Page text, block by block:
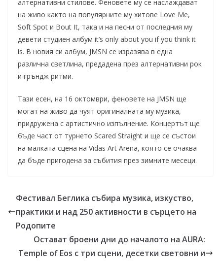
алтернативни стилове. Феновете му се наслаждават
на живо както на популярните му хитове Love Me,
Soft Spot и Bout It, така и на песни от последния му
девети студиен албум it’s only about you if you think it
is. В новия си албум, JMSN се изразява в една
различна светлина, предадена през алтернативни рок
и гръндж ритми.
Тази есен, на 16 октомври, феновете на JMSN ще
могат на живо да чуят оригиналната му музика,
придружена с артистично изпълнение. Концертът ще
бъде част от турнето Scared Straight и ще се състои
на малката сцена на Vidas Art Arena, която се очаква
да бъде пригодена за събития през зимните месеци.
Фестивал Беглика събира музика, изкуство,
практики и над 250 активности в сърцето на
Родопите
Остават броени дни до началото на AURA:
Temple of Eos с три сцени, десетки световни и